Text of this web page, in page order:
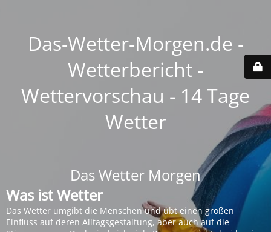
Das-Wetter-Morgen.de -
Wetterbericht -
Wettervorschau - 14 Tage
Wetter
Das Wetter Morgen
Was ist Wetter
Das Wetter umgibt die Menschen und übt einen großen
Einfluss auf deren Alltagsgestaltung, aber auch auf die